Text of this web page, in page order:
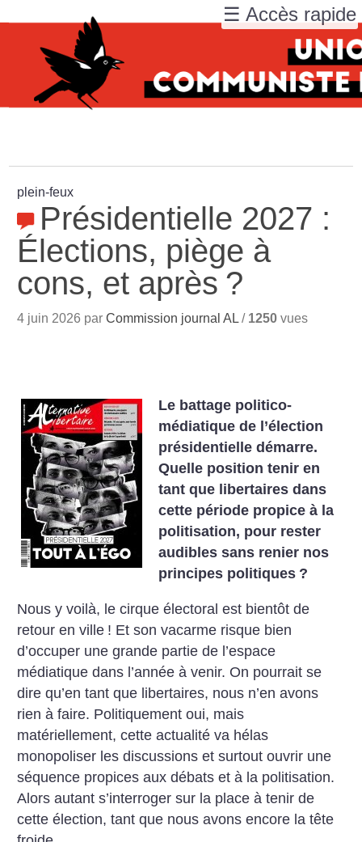
plein-feux
Présidentielle 2027 :
Élections, piège à
cons, et après ?
4 juin 2026 parCommission journal AL / 1250 vues
Le battage politico-
médiatique de l’élection
présidentielle démarre.
Quelle position tenir en
tant que libertaires dans
cette période propice à la
politisation, pour rester
audibles sans renier nos
principes politiques ?
Nous y voilà, le cirque électoral est bientôt de
retour en ville ! Et son vacarme risque bien
d’occuper une grande partie de l’espace
médiatique dans l’année à venir. On pourrait se
dire qu’en tant que libertaires, nous n’en avons
rien à faire. Politiquement oui, mais
matériellement, cette actualité va hélas
monopoliser les discussions et surtout ouvrir une
séquence propices aux débats et à la politisation.
Alors autant s’interroger sur la place à tenir de
cette élection, tant que nous avons encore la tête
☰ Accès rapide